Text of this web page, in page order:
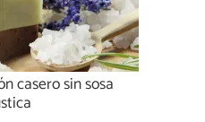
casero sin sosa